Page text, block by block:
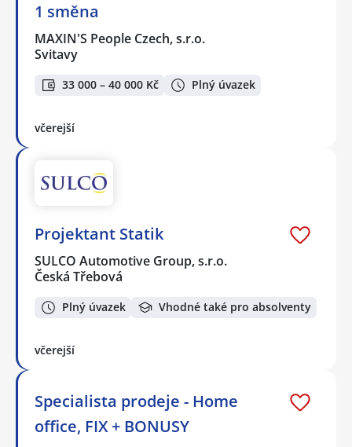
1 směna
MAXIN'S People Czech, s.r.o.
Svitavy
33 000 – 40 000 Kč Plný úvazek
včerejší
Projektant Statik
SULCO Automotive Group, s.r.o.
Česká Třebová
Plný úvazek Vhodné také pro absolventy
včerejší
Specialista prodeje - Home
office, FIX + BONUSY